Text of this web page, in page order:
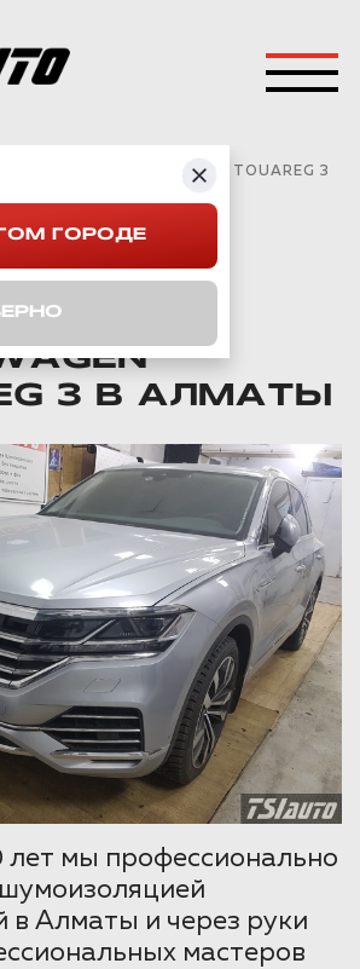
VOLKSWAGEN TOUAREG 3
3 В АЛМАТЫ
лет мы профессионально
в Алматы и через руки
мастеров
ГОРОДЕ